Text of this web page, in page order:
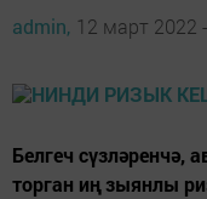
admin, 12 март 2022
Белгеч
торган иң зыянлы